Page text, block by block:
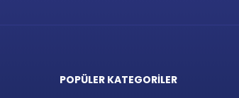
POPÜLER KATEGORİLER